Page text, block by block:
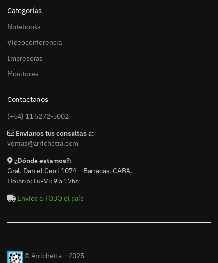
Categorías
Notebooks
Videoconferencia
Impresoras
Monitores
Contactanos
(+54) 11 5272-5002
Envianos tus consultas a:
ventas@arrichetta.com
¿Dónde estamos?:
Gral. Daniel Cerri 1074 – Barracas. CABA.
Horario: Lu-Vi: 9 a 17hs
Envíos a TODO el país
© Arrichetta – 2025